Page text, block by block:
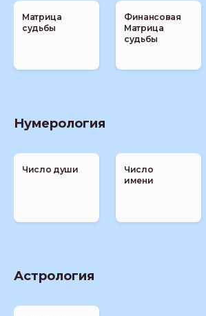
Матрица
судьбы
Финансовая
Матрица
судьбы
Нумерология
Число души
Число
имени
Астрология